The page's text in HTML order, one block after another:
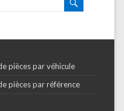
pièces par véhicule
pièces par référence